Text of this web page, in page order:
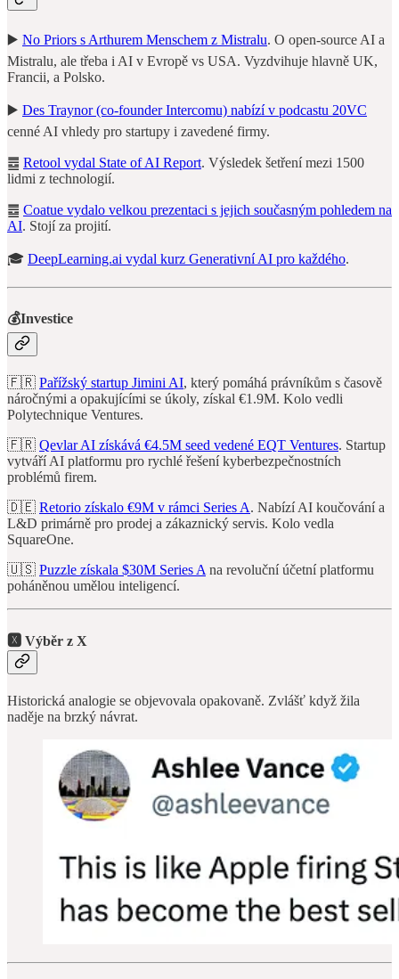
▶️ No Priors s Arthurem Menschem z Mistralu. O open-source AI a
Mistralu, ale třeba i AI v Evropě vs USA. Vyzdvihuje hlavně UK,
Francii, a Polsko.
▶️ Des Traynor (co-founder Intercomu) nabízí v podcastu 20VC
cenné AI vhledy pro startupy i zavedené firmy.
䷉ Retool vydal State of AI Report. Výsledek šetření mezi 1500
lidmi z technologií.
䷉ Coatue vydalo velkou prezentaci s jejich současným pohledem na
AI. Stojí za projití.
🎓 DeepLearning.ai vydal kurz Generativní AI pro každého.
💰Investice
🇫🇷 Pařížský startup Jimini AI, který pomáhá právníkům s časově
náročnými a opakujícími se úkoly, získal €1.9M. Kolo vedli
Polytechnique Ventures.
🇫🇷 Qevlar AI získává €4.5M seed vedené EQT Ventures. Startup
vytváří AI platformu pro rychlé řešení kyberbezpečnostních
problémů firem.
🇩🇪 Retorio získalo €9M v rámci Series A. Nabízí AI koučování a
L&D primárně pro prodej a zákaznický servis. Kolo vedla
SquareOne.
🇺🇸 Puzzle získala $30M Series A na revoluční účetní platformu
poháněnou umělou inteligencí.
🆇 Výběr z X
Historická analogie se objevovala opakovaně. Zvlášť když žila
naděje na brzký návrat.